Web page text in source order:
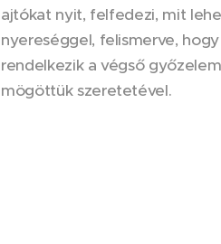
ajtókat nyit, felfedezi, mit
nyereséggel, felismerve,
rendelkezik a végső
mögöttük szeretetével.